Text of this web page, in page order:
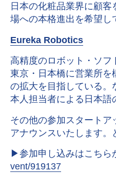
日本の化粧品業界に顧
場への本格進出を希望し
Eureka Robotics
高精度のロボット・ソフ
東京・日本橋に営業所を
の拡大を目指している。
本人担当者による日本語
その他の参加スタート
アナウンスいたします。
▶︎参加申し込みはこちら
vent/919137